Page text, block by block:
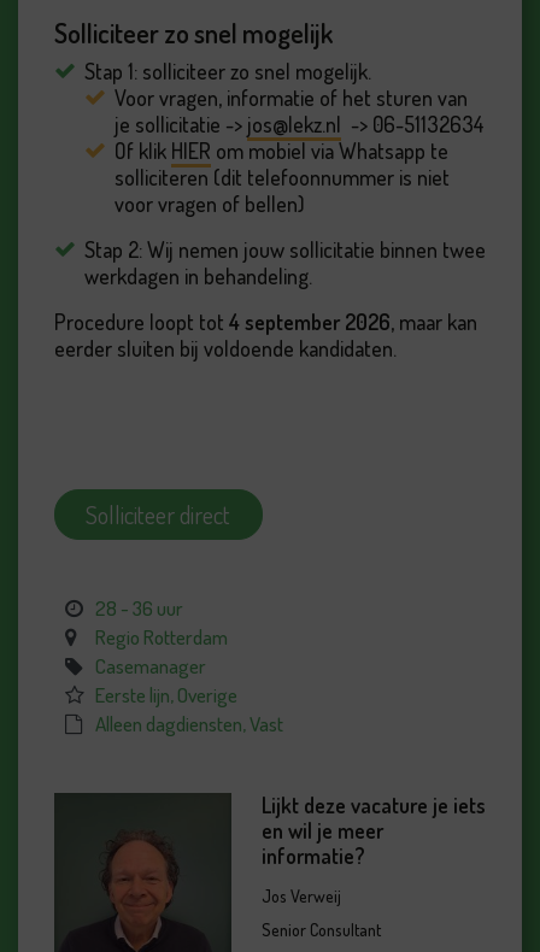
Solliciteer zo snel mogelijk
Stap 1: solliciteer zo snel mogelijk.
Voor vragen, informatie of het sturen van
je sollicitatie -> jos@lekz.nl -> 06-51132634
Of klik HIER om mobiel via Whatsapp te
solliciteren (dit telefoonnummer is niet
voor vragen of bellen)
Stap 2: Wij nemen jouw sollicitatie binnen twee
werkdagen in behandeling.
Procedure loopt tot 4 september 2026, maar kan
eerder sluiten bij voldoende kandidaten.
Solliciteer direct
28 - 36 uur
Regio Rotterdam
Casemanager
Eerste lijn, Overige
Alleen dagdiensten, Vast
Lijkt deze vacature je iets
en wil je meer
informatie?
Jos Verweij
Senior Consultant